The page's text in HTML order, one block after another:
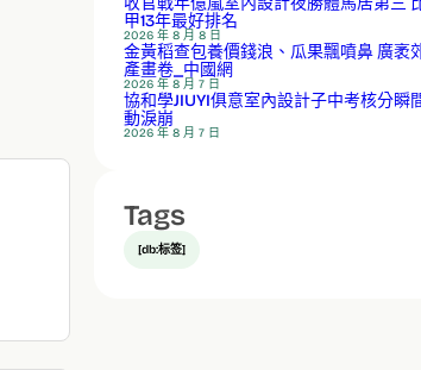
甲13年最好排名
2026 年 8 月 8 日
金黃稻查包養價錢浪、瓜果飄噴鼻 廣袤
產畫卷_中國網
2026 年 8 月 7 日
協和學JIUYI俱意室內設計子中考核分瞬
動淚崩
2026 年 8 月 7 日
Tags
[db:标签]